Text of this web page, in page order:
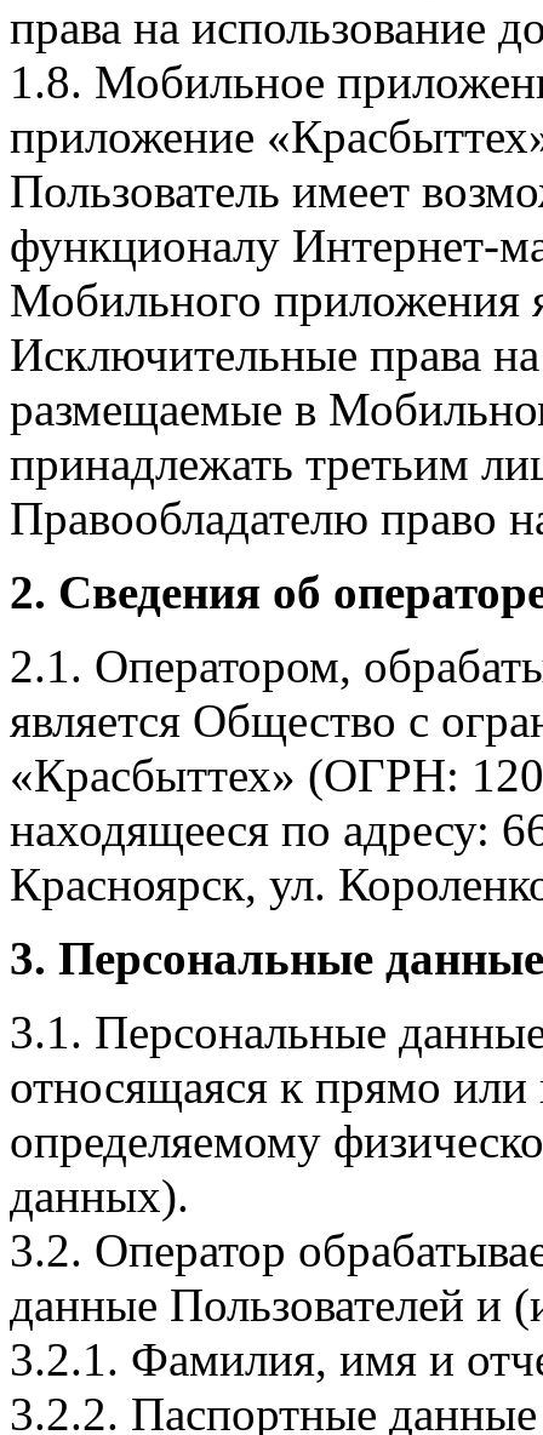
права на использование
1.8. Мобильное
приложение
Пользователь имеет
функционалу Интернет-
Мобильного приложения
Исключительные права
размещаемые в
принадлежать третьим
Правообладателю право
2. Сведения об
2.1. Оператором,
является Общество с
«Красбыттех» (ОГРН:
находящееся по адресу:
Красноярск, ул.
3. Персональные
3.1. Персональные
относящаяся к прямо
определяемому
данных).
3.2. Оператор
данные Пользователей и
3.2.1. Фамилия, имя и
3.2.2. Паспортные